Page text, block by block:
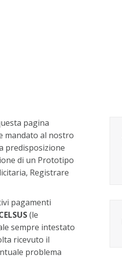
pagina
mandato al nostro
predisposizione
di un Prototipo
Registrare
pagamenti
(le
sempre intestato
ricevuto il
problema